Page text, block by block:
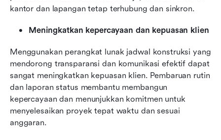
kantor dan lapangan tetap terhubung dan sinkron.
Meningkatkan kepercayaan dan kepuasan klien
Menggunakan perangkat lunak jadwal konstruksi yang
mendorong transparansi dan komunikasi efektif dapat
sangat meningkatkan kepuasan klien. Pembaruan rutin
dan laporan status membantu membangun
kepercayaan dan menunjukkan komitmen untuk
menyelesaikan proyek tepat waktu dan sesuai
anggaran.